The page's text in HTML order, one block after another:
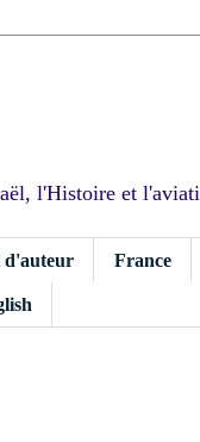
l'Histoire et
France